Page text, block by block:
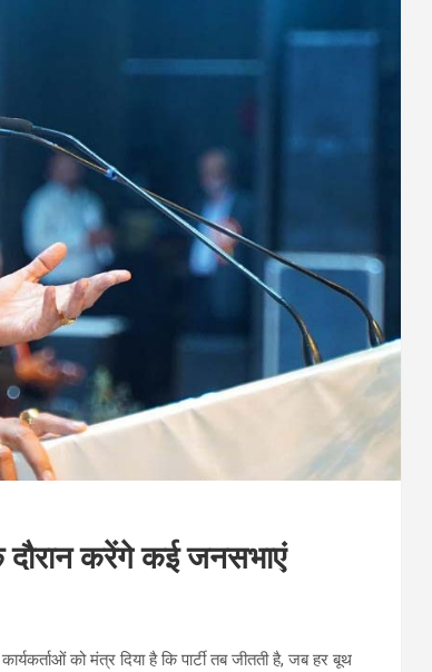
दौरान करेंगे कई जनसभाएं
को मंत्र दिया है कि पार्टी तब जीतती है, जब हर बूथ